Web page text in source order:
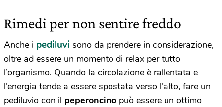
Rimedi per non sentire freddo
Anche i pediluvi sono da prendere in considerazione,
oltre ad essere un momento di relax per tutto
l’organismo. Quando la circolazione è rallentata e
l’energia tende a essere spostata verso l’alto, fare un
pediluvio con il peperoncino può essere un ottimo